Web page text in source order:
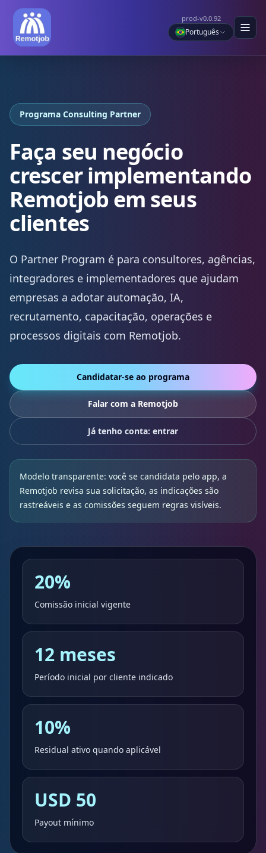
prod-v0.0.92
Português
Programa Consulting Partner
Faça seu negócio
crescer implementando
Remotjob em seus
clientes
O Partner Program é para consultores, agências,
integradores e implementadores que ajudam
empresas a adotar automação, IA,
recrutamento, capacitação, operações e
processos digitais com Remotjob.
Candidatar-se ao programa
Falar com a Remotjob
Já tenho conta: entrar
Modelo transparente: você se candidata pelo app, a
Remotjob revisa sua solicitação, as indicações são
rastreáveis e as comissões seguem regras visíveis.
20%
Comissão inicial vigente
12 meses
Período inicial por cliente indicado
10%
Residual ativo quando aplicável
USD 50
Payout mínimo